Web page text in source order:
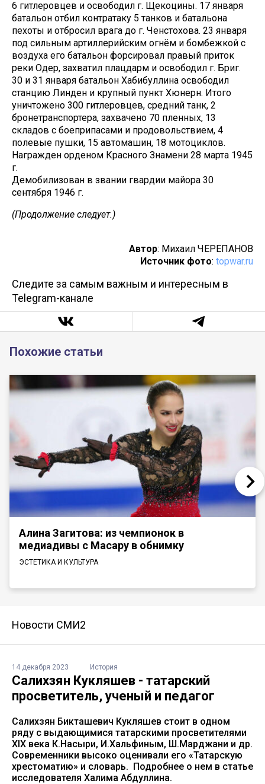
6 гитлеровцев и освободил г. Щекоцины. 17 января
батальон отбил контратаку 5 танков и батальона
пехоты и отбросил врага до г. Ченстохова. 23 января
под сильным артиллерийским огнём и бомбежкой с
воздуха его батальон форсировал правый приток
реки Одер, захватил плацдарм и освободил г. Бриг.
30 и 31 января батальон Хабибуллина освободил
станцию Линден и крупный пункт Хюнерн. Итого
уничтожено 300 гитлеровцев, средний танк, 2
бронетранспортера, захвачено 70 пленных, 13
складов с боеприпасами и продовольствием, 4
полевые пушки, 15 автомашин, 18 мотоциклов.
Награжден орденом Красного Знамени 28 марта 1945
г.
Демобилизован в звании гвардии майора 30
сентября 1946 г.
(Продолжение следует.)
Автор: Михаил ЧЕРЕПАНОВ
Источник фото: topwar.ru
Следите за самым важным и интересным в
Telegram-канале
Похожие статьи
Алина Загитова: из чемпионок в
медиадивы с Масару в обнимку
ЭСТЕТИКА И КУЛЬТУРА
Новости СМИ2
14 декабря 2023 История
Салихзян Кукляшев - татарский
просветитель, ученый и педагог
Салихзян Бикташевич Кукляшев стоит в одном
ряду с выдающимися татарскими просветителями
XIX века К.Насыри, И.Хальфиным, Ш.Марджани и др.
Современники высоко оценивали его «Татарскую
хрестоматию» и словарь. Подробнее о нем в статье
исследователя Халима Абдуллина.